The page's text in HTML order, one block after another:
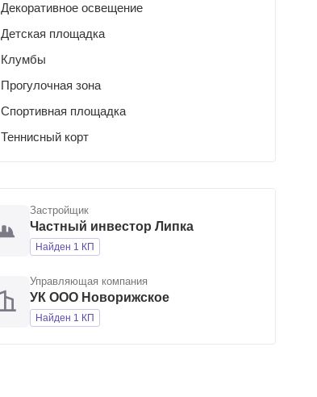
Декоративное освещение
Детская площадка
Клумбы
Прогулочная зона
Спортивная площадка
Теннисный корт
Застройщик
Частный инвестор Липка
Найден 1 КП
Управляющая компания
УК ООО Новорижское
Найден 1 КП